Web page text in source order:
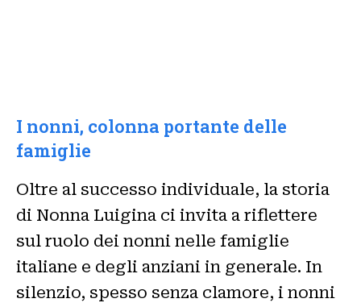
I nonni, colonna portante delle
famiglie
Oltre al successo individuale, la storia
di Nonna Luigina ci invita a riflettere
sul ruolo dei nonni nelle famiglie
italiane e degli anziani in generale. In
silenzio, spesso senza clamore, i nonni